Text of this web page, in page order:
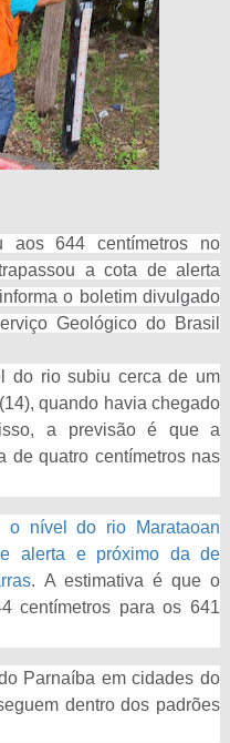
644 centímetros no
a cota de alerta
o boletim divulgado
Geológico do Brasil
do rio subiu cerca de um
quando havia chegado
a previsão é que a
de quatro centímetros nas
o nível do rio Marataoan
alerta e próximo da de
. A estimativa é que o
centímetros para os 641
Parnaíba em cidades do
dentro dos padrões